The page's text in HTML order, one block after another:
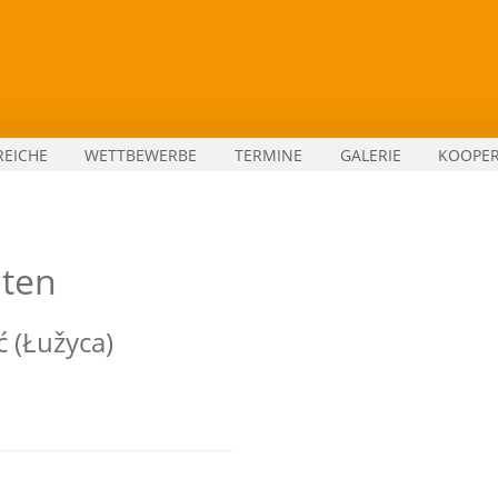
WETTBEWERBE TERMINE GALERIE
(Łužyca)